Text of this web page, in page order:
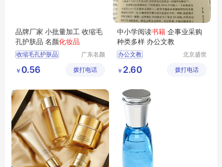
品牌厂家 小批量加工 收缩毛
孔护肤品 名颜化妆品
收缩毛孔护肤品
护肤品定制贴牌
化妆品OEM贴牌
广东名颜
限公司
￥ 0.56 拨打电话
中小学阅读书籍 企事业采购
种类多样 办公文教
办公文教
北京盛世
传播中心
￥ 2.60 拨打电话